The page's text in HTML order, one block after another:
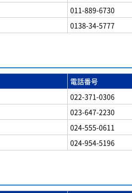
011-889-6730
0138-34-5777
電話番号
022-371-0306
023-647-2230
024-555-0611
024-954-5196